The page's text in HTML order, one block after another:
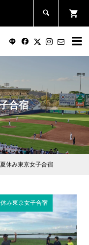


合宿
休み東京女子合宿
み東京女子合宿